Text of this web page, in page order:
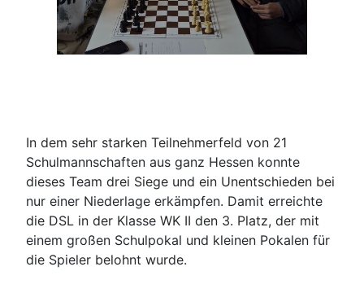
In dem sehr starken Teilnehmerfeld von 21
Schulmannschaften aus ganz Hessen konnte
dieses Team drei Siege und ein Unentschieden bei
nur einer Niederlage erkämpfen. Damit erreichte
die DSL in der Klasse WK II den 3. Platz, der mit
einem großen Schulpokal und kleinen Pokalen für
die Spieler belohnt wurde.